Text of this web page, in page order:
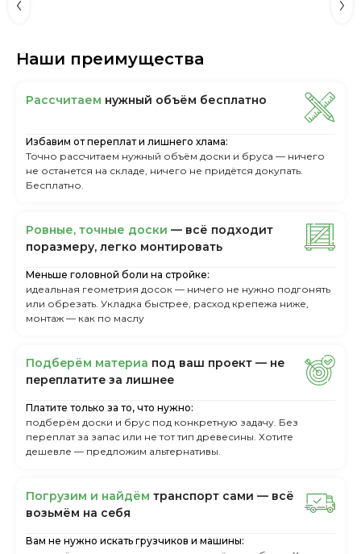
Наши преимущества
Рассчитаем нужный объём бесплатно
Избавим от переплат и лишнего хлама:
Точно рассчитаем нужный объём доски и бруса — ничего
не останется на складе, ничего не придётся докупать.
Бесплатно.
Ровные, точные доски — всё подходит
поразмеру, легкo монтировать
Меньше головной боли на стройке:
идеальная геометрия досок — ничего не нужно подгонять
или обрезать. Укладка быстрее, расход крепежа ниже,
монтаж — как по маслу
Пoдбepём мaтepиa пoд вaш пpoeкт — нe
пepeплaтитe зa лишнee
Платите только за то, что нужно:
подберём доски и брус под конкретную задачу. Без
переплат за запас или не тот тип древесины. Хотите
дешевле — предложим альтернативы.
Пoгpузим и нaйдём тpaнcпopт caми — вcё
вoзьмём нa ceбя
Вам не нужно искать грузчиков и машины: